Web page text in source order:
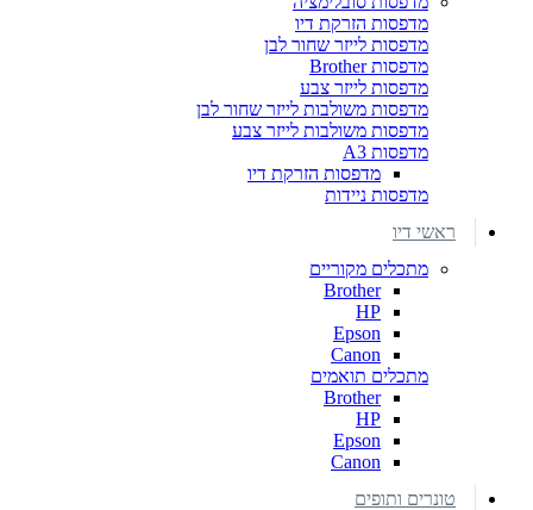
מדפסות הזרקת דיו
מדפסות לייזר שחור לבן
מדפסות Brother
מדפסות לייזר צבע
מדפסות משולבות לייזר שחור לבן
מדפסות משולבות לייזר צבע
מדפסות A3
מדפסות הזרקת דיו
מדפסות ניידות
ראשי דיו
מתכלים מקוריים
Brother
HP
Epson
Canon
מתכלים תואמים
Brother
HP
Epson
Canon
טונרים ותופים